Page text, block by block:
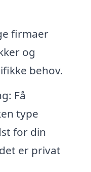
firmaer
og
behov.
Få
type
for din
er privat